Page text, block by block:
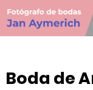
Boda de